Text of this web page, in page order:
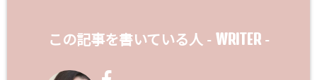
この記事を書いている人 - WRITER-